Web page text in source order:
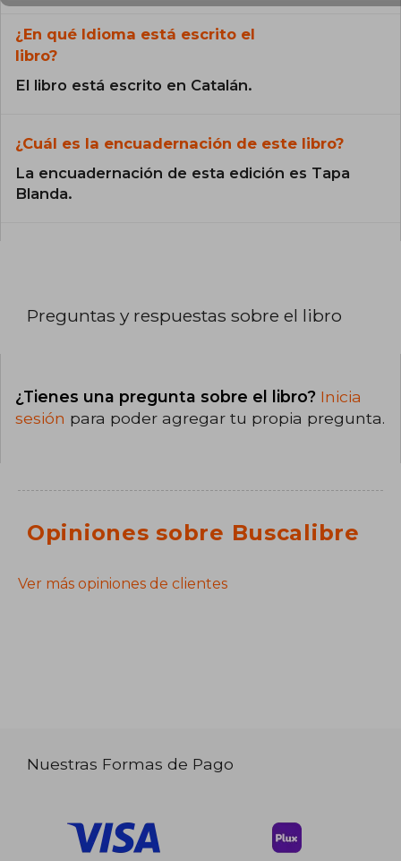
¿En qué Idioma está escrito el
libro?
El libro está escrito en Catalán.
¿Cuál es la encuadernación de este libro?
La encuadernación de esta edición es Tapa
Blanda.
Preguntas y respuestas sobre el libro
¿Tienes una pregunta sobre el libro? Inicia
sesión para poder agregar tu propia pregunta.
Opiniones sobre Buscalibre
Ver más opiniones de clientes
Nuestras Formas de Pago